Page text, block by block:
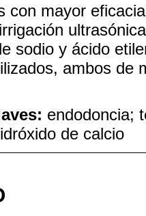
con mayor
sodio y ácido
ambos de
endodoncia;
de calcio